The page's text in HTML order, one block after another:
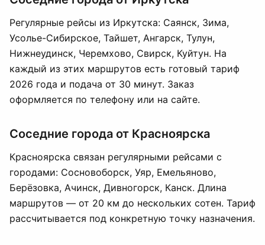
Регулярные рейсы из Иркутска: Саянск, Зима,
Усолье-Сибирское, Тайшет, Ангарск, Тулун,
Нижнеудинск, Черемхово, Свирск, Куйтун. На
каждый из этих маршрутов есть готовый тариф
2026 года и подача от 30 минут. Заказ
оформляется по телефону или на сайте.
Соседние города от Красноярска
Красноярска связан регулярными рейсами с
городами: Сосновоборск, Уяр, Емельяново,
Берёзовка, Ачинск, Дивногорск, Канск. Длина
маршрутов — от 20 км до нескольких сотен. Тариф
рассчитывается под конкретную точку назначения.